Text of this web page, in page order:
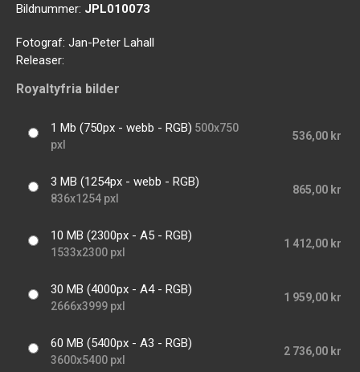
Bildnummer: JPL010073
Fotograf: Jan-Peter Lahall
Releaser:
Royaltyfria bilder
1 Mb (750px - webb - RGB) 500x750
pxl
536,00 kr
3 MB (1254px - webb - RGB)
836x1254 pxl
865,00 kr
10 MB (2300px - A5 - RGB)
1533x2300 pxl
1 412,00 kr
30 MB (4000px - A4 - RGB)
2666x3999 pxl
1 959,00 kr
60 MB (5400px - A3 - RGB)
3600x5400 pxl
2 736,00 kr